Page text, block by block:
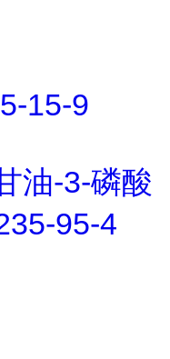
15-9
油-3-磷酸
95-4